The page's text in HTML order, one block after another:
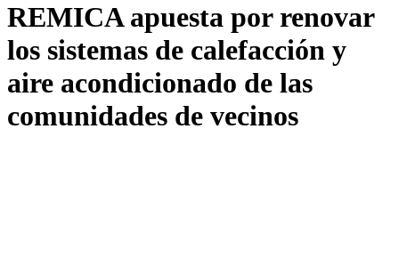
REMICA apuesta por renovar
los sistemas de calefacción y
aire acondicionado de las
comunidades de vecinos